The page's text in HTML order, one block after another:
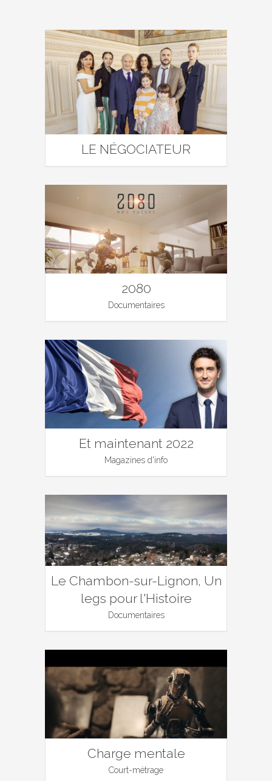
LE NÉGOCIATEUR
2080
Documentaires
Et maintenant 2022
Magazines d'info
Le Chambon-sur-Lignon, Un
legs pour l'Histoire
Documentaires
Charge mentale
Court-métrage